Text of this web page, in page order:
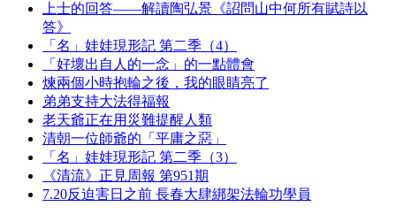
上士的回答——解讀陶弘景《詔問山中何所有賦詩以
答》
「名」娃娃現形記 第二季（4）
「好壞出自人的一念」的一點體會
煉兩個小時抱輪之後，我的眼睛亮了
弟弟支持大法得福報
老天爺正在用災難提醒人類
清朝一位師爺的「平庸之惡」
「名」娃娃現形記 第二季（3）
《清流》正見周報 第951期
7.20反迫害日之前 長春大肆綁架法輪功學員